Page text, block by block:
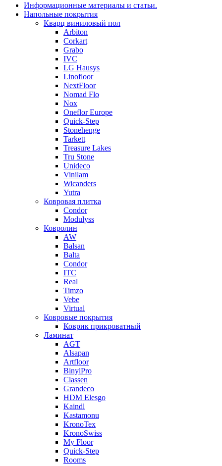
Информационные материалы и статьи.
Напольные покрытия
Кварц виниловый пол
Arbiton
Corkart
Grabo
IVC
LG Hausys
Linofloor
NextFloor
Nomad Flo
Nox
Oneflor Europe
Quick-Step
Stonehenge
Tarkett
Treasure Lakes
Tru Stone
Unideco
Vinilam
Wicanders
Yutra
Ковровая плитка
Condor
Modulyss
Ковролин
AW
Balsan
Balta
Condor
ITC
Real
Timzo
Vebe
Virtual
Ковровые покрытия
Коврик прикроватный
Ламинат
AGT
Alsapan
Artfloor
BinylPro
Classen
Grandeco
HDM Elesgo
Kaindl
Kastamonu
KronoTex
KronoSwiss
My Floor
Quick-Step
Rooms